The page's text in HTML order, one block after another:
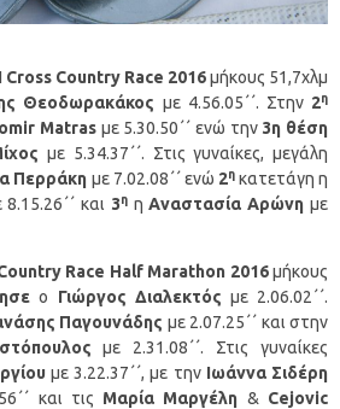
Cross Country Race 2016μήκους 51,7χλμ
Θεοδωρακάκος με 4.56.05΄΄. Στην 2η
Matrasμε 5.30.50΄΄ ενώ την 3η θέση
με 5.34.37΄΄. Στις γυναίκες, μεγάλη
Περράκη με 7.02.08΄΄ ενώ 2ηκατετάγη η
8.15.26΄΄ και 3ηηΑναστασία Αρώνη με
Race Half Marathon 2016μήκους
ο Γιώργος Διαλεκτός με 2.06.02΄΄.
Παγουνάδης με 2.07.25΄΄ και στην
με 2.31.08΄΄. Στις γυναίκες
με 3.22.37΄΄, με την Ιωάννα Σιδέρη
και τις Μαρία Μαργέλη & Cejovic